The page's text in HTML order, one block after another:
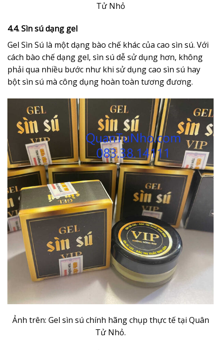
Tử Nhỏ
4.4. Sìn sú dạng gel
Gel Sìn Sú là một dạng bào chế khác của cao sìn sú. Với
cách bào chế dạng gel, sìn sú dễ sử dụng hơn, không
phải qua nhiều bước như khi sử dụng cao sìn sú hay
bột sìn sú mà công dụng hoàn toàn tương đương.
Ảnh trên: Gel sìn sú chính hãng chụp thực tế tại Quân
Tử Nhỏ.